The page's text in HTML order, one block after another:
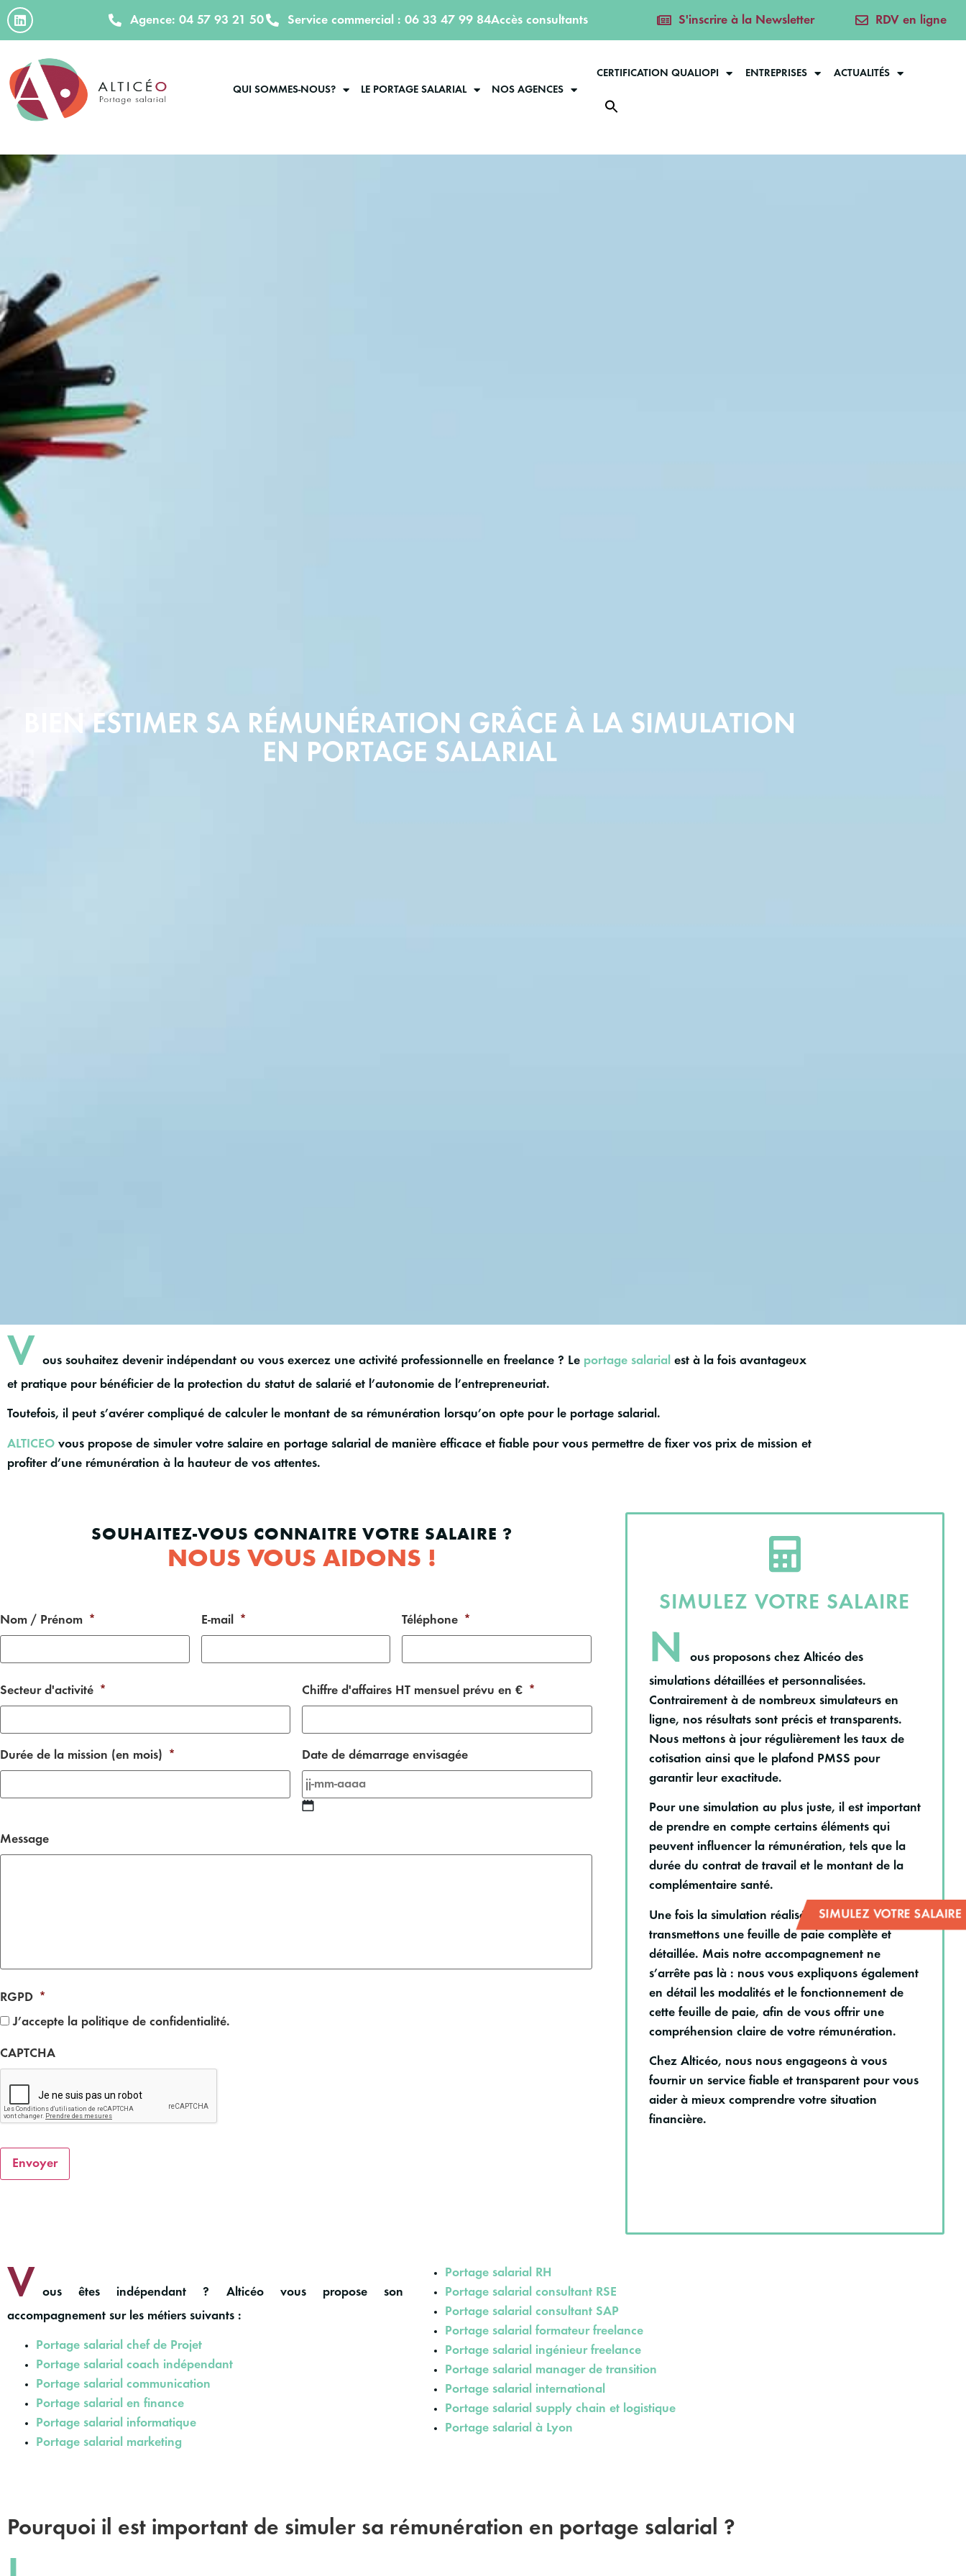
Agence: 04 57 93 21 50 Service commercial : 06 33 47 99 84Accès consultants S'inscrire à la Newsletter RDV en ligne
QUI SOMMES-NOUS? LE PORTAGE SALARIAL NOS AGENCES
CERTIFICATION QUALIOPI ENTREPRISES ACTUALITÉS
SIMULEZ VOTRE SALAIRE
BIEN ESTIMER SA RÉMUNÉRATION GRÂCE À LA SIMULATION
EN PORTAGE SALARIAL
V ous souhaitez devenir indépendant ou vous exercez une activité professionnelle en freelance ? Le portage salarial est à la fois avantageux
et pratique pour bénéficier de la protection du statut de salarié et l’autonomie de l’entrepreneuriat.
Toutefois, il peut s’avérer compliqué de calculer le montant de sa rémunération lorsqu’on opte pour le portage salarial.
ALTICEO vous propose de simuler votre salaire en portage salarial de manière efficace et fiable pour vous permettre de fixer vos prix de mission et
profiter d’une rémunération à la hauteur de vos attentes.
SOUHAITEZ-VOUS CONNAITRE VOTRE SALAIRE ?
NOUS VOUS AIDONS !
Nom / Prénom * E-mail * Téléphone *
Secteur d'activité * Chiffre d'affaires HT mensuel prévu en € *
Durée de la mission (en mois) * Date de démarrage envisagée
Message
RGPD *
J’accepte la politique de confidentialité.
CAPTCHA
SIMULEZ VOTRE SALAIRE
N
ous proposons chez Alticéo des
simulations détaillées et personnalisées.
Contrairement à de nombreux simulateurs en
ligne, nos résultats sont précis et transparents.
Nous mettons à jour régulièrement les taux de
cotisation ainsi que le plafond PMSS pour
garantir leur exactitude.
Pour une simulation au plus juste, il est important
de prendre en compte certains éléments qui
peuvent influencer la rémunération, tels que la
durée du contrat de travail et le montant de la
complémentaire santé.
Une fois la simulation réalisée, nous vous
transmettons une feuille de paie complète et
détaillée. Mais notre accompagnement ne
s’arrête pas là : nous vous expliquons également
en détail les modalités et le fonctionnement de
cette feuille de paie, afin de vous offrir une
compréhension claire de votre rémunération.
Chez Alticéo, nous nous engageons à vous
fournir un service fiable et transparent pour vous
aider à mieux comprendre votre situation
financière.
V
ous êtes indépendant ? Alticéo vous propose son
accompagnement sur les métiers suivants :
Portage salarial chef de Projet
Portage salarial coach indépendant
Portage salarial communication
Portage salarial en finance
Portage salarial informatique
Portage salarial marketing
Portage salarial RH
Portage salarial consultant RSE
Portage salarial consultant SAP
Portage salarial formateur freelance
Portage salarial ingénieur freelance
Portage salarial manager de transition
Portage salarial international
Portage salarial supply chain et logistique
Portage salarial à Lyon
Pourquoi il est important de simuler sa rémunération en portage salarial ?